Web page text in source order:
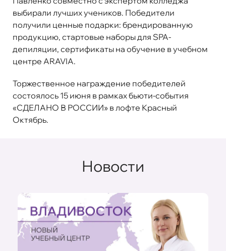
выбирали лучших учеников. Победители
получили ценные подарки: брендированную
продукцию, стартовые наборы для SPA-
депиляции, сертификаты на обучение в учебном
центре ARAVIA.
Торжественное награждение победителей
состоялось 15 июня в рамках бьюти-события
«СДЕЛАНО В РОССИИ» в лофте Красный
Октябрь.
Новости